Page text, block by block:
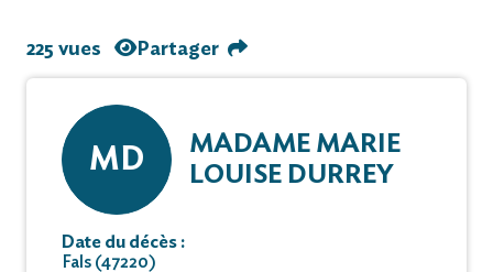
225 vues Partager
MD
MADAME MARIE
LOUISE DURREY
Date du décès :
Fals (47220)